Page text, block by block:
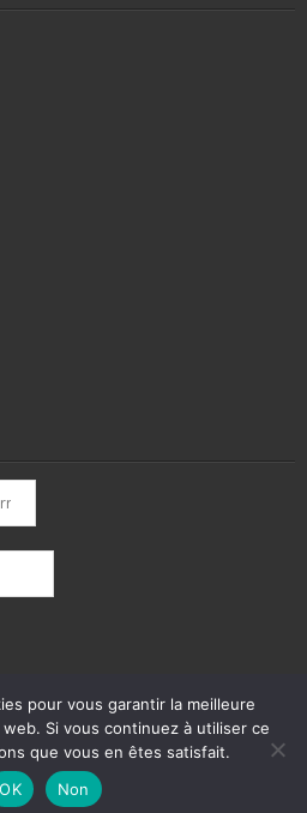
MENTIONS LÉGALES
Ltd. Powered by
pour vous garantir la meilleure
Si vous continuez à utiliser ce
que vous en êtes satisfait.
OK
Non